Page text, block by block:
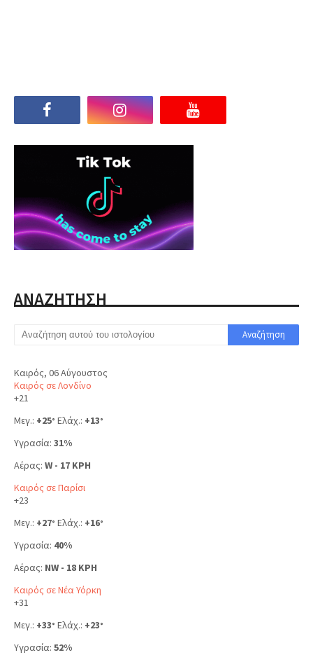
ΑΝΑΖΗΤΗΣΗ
Καιρός, 06 Αύγουστος
Καιρός σε Λονδίνο
+21
Μεγ.: +25° Ελάχ.: +13°
Υγρασία: 31%
Αέρας: W - 17 KPH
Καιρός σε Παρίσι
+23
Μεγ.: +27° Ελάχ.: +16°
Υγρασία: 40%
Αέρας: NW - 18 KPH
Καιρός σε Νέα Υόρκη
+31
Μεγ.: +33° Ελάχ.: +23°
Υγρασία: 52%